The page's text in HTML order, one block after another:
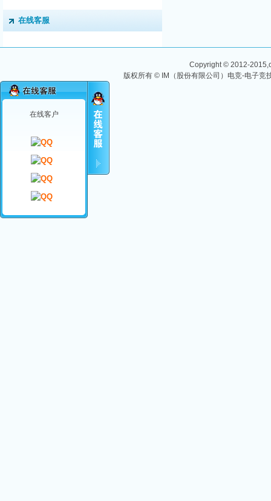
在线客服
Copyright © 2012-
版权所有 © IM（股份有限公司）电竞-电子
在线客户